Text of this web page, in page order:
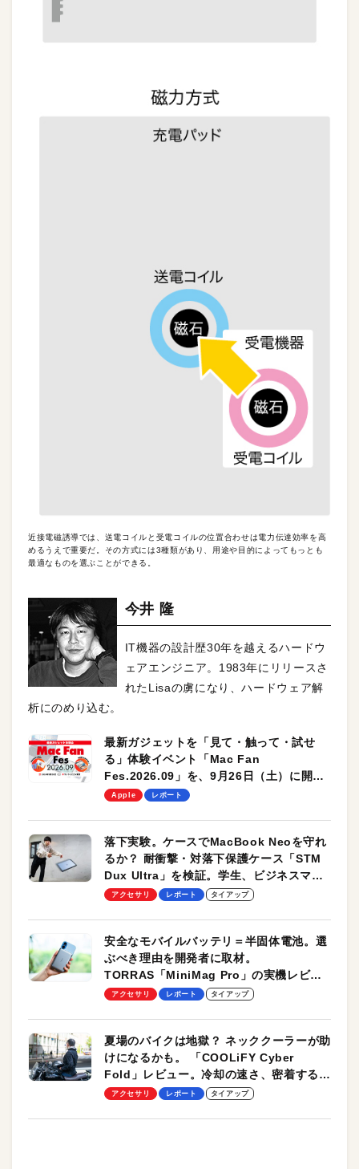
近接電磁誘導では、送電コイルと受電コイルの位置合わせは電力伝達効率を高
めるうえで重要だ。その方式には3種類があり、用途や目的によってもっとも
最適なものを選ぶことができる。
今井 隆
IT機器の設計歴30年を越えるハードウ
ェアエンジニア。1983年にリリースさ
れたLisaの虜になり、ハードウェア解
析にのめり込む。
最新ガジェットを「見て・触って・試せ
る」体験イベント「Mac Fan
Fes.2026.09」を、9月26日（土）に開催
します！
Apple レポート
落下実験。ケースでMacBook Neoを守れ
るか？ 耐衝撃・対落下保護ケース「STM
Dux Ultra」を検証。学生、ビジネスマン
のモバイルユースに最適！
アクセサリ レポート タイアップ
安全なモバイルバッテリ＝半固体電池。選
ぶべき理由を開発者に取材。
TORRAS「MiniMag Pro」の実機レビュ
ーも
アクセサリ レポート タイアップ
夏場のバイクは地獄？ ネッククーラーが助
けになるかも。 「COOLiFY Cyber
Fold」レビュー。冷却の速さ、密着する冷
却プレート、シンプルな操作性がグッド！
アクセサリ レポート タイアップ